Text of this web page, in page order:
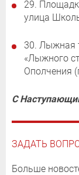
29.
улица
30. Лыжная
«Лыжного
Ополчения
С
ЗАДАТЬ
Больше